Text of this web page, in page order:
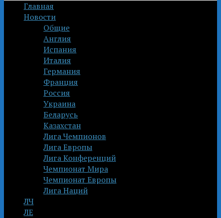
Главная
Новости
Общие
Англия
Испания
Италия
Германия
Франция
Россия
Украина
Беларусь
Казахстан
Лига Чемпионов
Лига Европы
Лига Конференций
Чемпионат Мира
Чемпионат Европы
Лига Наций
ЛЧ
ЛЕ